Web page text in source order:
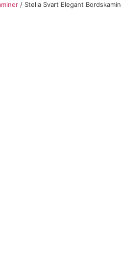
/ Stella Svart Elegant Bordskamin